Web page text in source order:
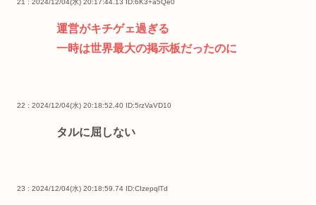
21 : 2024/12/04(水) 20:17:44.13 ID:6K3+a5Qe0
運営がキチゲェ過ぎる
一時は世界最大の掲示板だったのに
22 : 2024/12/04(水) 20:18:52.40 ID:5rzVaVD10
タルに屈しない
23 : 2024/12/04(水) 20:18:59.74 ID:CIzepqlTd